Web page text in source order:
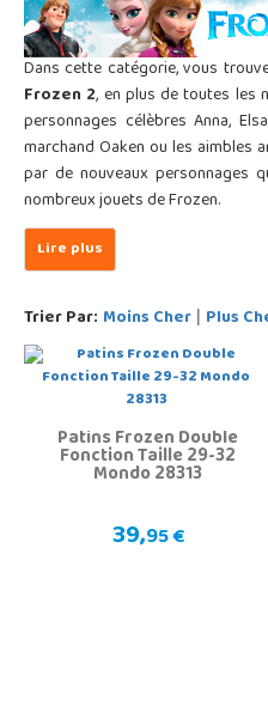
Dans cette catégorie, vous
Frozen 2, en plus de toutes les
personnages célèbres Anna,
marchand Oaken ou les
par de nouveaux personnages
nombreux jouets de Frozen.
Trier Par: Moins Cher | Plus
Patins Frozen Double
Fonction Taille 29-32
Mondo 28313
39,95 €